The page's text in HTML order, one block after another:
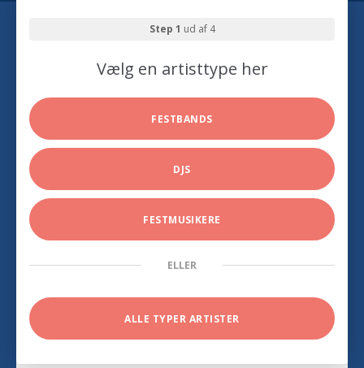
Step 1 ud af 4
Vælg en artisttype her
FESTBANDS
DJS
FESTMUSIKERE
ELLER
ALLE TYPER ARTISTER